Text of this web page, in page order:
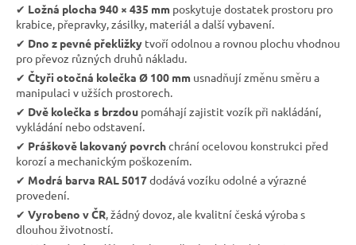
✔︎ Ložná plocha 940 × 435 mm poskytuje dostatek prostoru pro
krabice, přepravky, zásilky, materiál a další vybavení.
✔︎ Dno z pevné překližky tvoří odolnou a rovnou plochu vhodnou
pro převoz různých druhů nákladu.
✔︎ Čtyři otočná kolečka Ø 100 mm usnadňují změnu směru a
manipulaci v užších prostorech.
✔︎ Dvě kolečka s brzdou pomáhají zajistit vozík při nakládání,
vykládání nebo odstavení.
✔︎ Práškově lakovaný povrchchrání ocelovou konstrukci před
korozí a mechanickým poškozením.
✔︎ Modrá barva RAL 5017dodává vozíku odolné a výrazné
provedení.
✔︎ Vyrobeno v ČR, žádný dovoz, ale kvalitní česká výroba s
dlouhou životností.